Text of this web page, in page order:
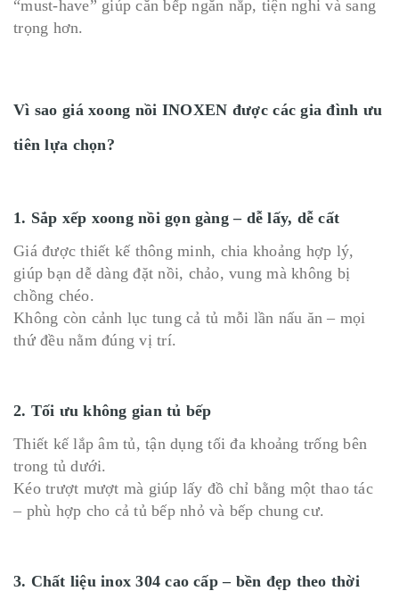
“must-have” giúp căn bếp ngăn nắp, tiện nghi và sang
trọng hơn.
Vì sao giá xoong nồi INOXEN được các gia đình ưu
tiên lựa chọn?
1. Sắp xếp xoong nồi gọn gàng – dễ lấy, dễ cất
Giá được thiết kế thông minh, chia khoảng hợp lý,
giúp bạn dễ dàng đặt nồi, chảo, vung mà không bị
chồng chéo.
Không còn cảnh lục tung cả tủ mỗi lần nấu ăn – mọi
thứ đều nằm đúng vị trí.
2. Tối ưu không gian tủ bếp
Thiết kế lắp âm tủ, tận dụng tối đa khoảng trống bên
trong tủ dưới.
Kéo trượt mượt mà giúp lấy đồ chỉ bằng một thao tác
– phù hợp cho cả tủ bếp nhỏ và bếp chung cư.
3. Chất liệu inox 304 cao cấp – bền đẹp theo thời